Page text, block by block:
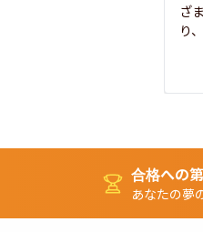
ざ
り
合格への
あなたの夢